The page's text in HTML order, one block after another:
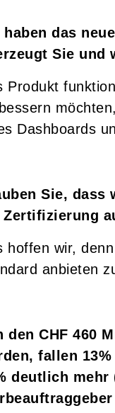
haben das
Sie und
Produkt
Dashboards
Sie, dass
Zertifizierung
hoffen wir,
anbieten
den CHF 460
fallen
deutlich mehr